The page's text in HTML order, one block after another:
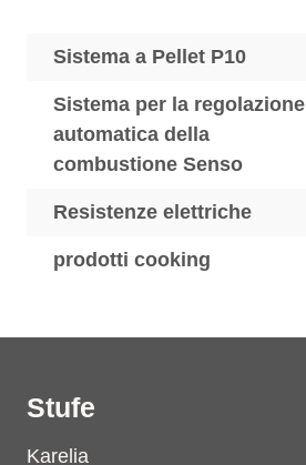
Sistema a Pellet P10
Sistema per la regolazione
automatica della
combustione Senso
Resistenze elettriche
prodotti cooking
Stufe
Karelia